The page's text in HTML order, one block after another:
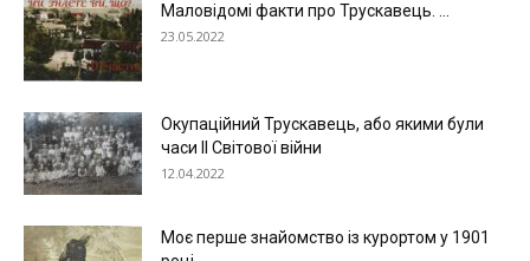
Маловідомі факти про Трускавець. ...
23.05.2022
Окупаційний Трускавець, або якими були
часи ІІ Світової війни
12.04.2022
Моє перше знайомство із курортом у 1901